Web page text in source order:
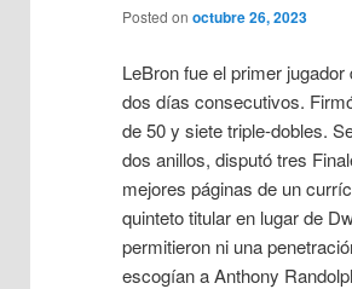
Posted on octubre 26, 2023
LeBron fue el primer
dos días consecutivos.
de 50 y siete triple-dobles.
dos anillos, disputó tres
mejores páginas de un
quinteto titular en lugar de
permitieron ni una
escogían a Anthony